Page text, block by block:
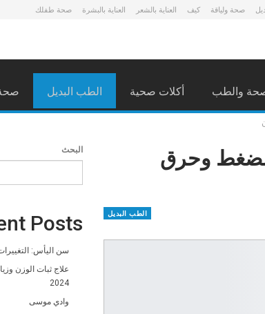
صحة ولياقة كيف العناية بالشعر العناية بالبشرة صحة طفلك
والطب أكلات صحية الطب البديل
وحرق
الطب البديل
البحث
Posts
سن اليأس:
علاج ثبات الوزن
2024
وادي موسى